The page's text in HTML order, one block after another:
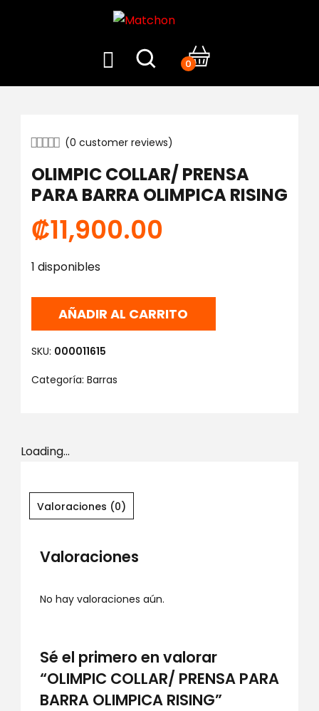
0
(0 customer reviews)
OLIMPIC COLLAR/ PRENSA
PARA BARRA OLIMPICA RISING
₡11,900.00
1 disponibles
AÑADIR AL CARRITO
SKU: 000011615
Categoría: Barras
Loading...
Valoraciones (0)
Valoraciones
No hay valoraciones aún.
Sé el primero en valorar
“OLIMPIC COLLAR/ PRENSA PARA
BARRA OLIMPICA RISING”